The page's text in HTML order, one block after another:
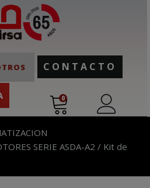
CONTACTO
0
SERIE ASDA-A2 / Kit de